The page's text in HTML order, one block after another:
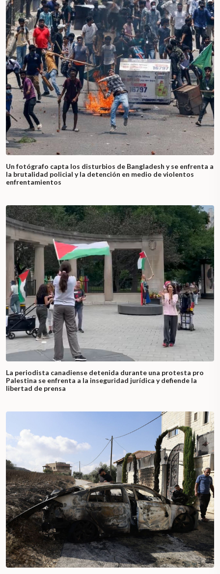
Un fotógrafo capta los disturbios de Bangladesh y se enfrenta a
la brutalidad policial y la detención en medio de violentos
enfrentamientos
La periodista canadiense detenida durante una protesta pro
Palestina se enfrenta a la inseguridad jurídica y defiende la
libertad de prensa